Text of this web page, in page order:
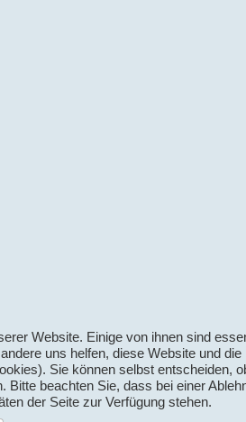
Website. Einige von ihnen sind
uns helfen, diese Website und
Sie können selbst entscheiden,
Bitte beachten Sie, dass bei einer
der Seite zur Verfügung stehen.